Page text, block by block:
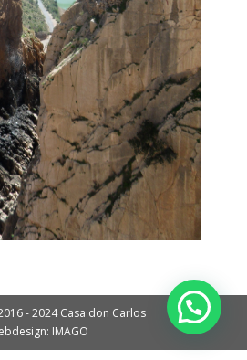
- 2024 Casa don Carlos
IMAGO